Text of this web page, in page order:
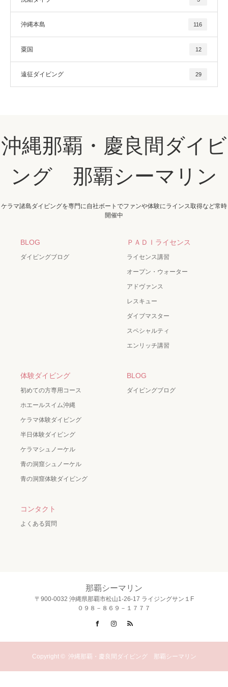
沖縄本島 116
粟国 12
遠征ダイビング 29
沖縄那覇・慶良間ダイビ
ング 那覇シーマリン
ケラマ諸島ダイビングを専門に自社ボートでファンや体験にラインス取得など常時
開催中
BLOG
ダイビングブログ
ＰＡＤＩライセンス
ライセンス講習
オープン・ウォーター
アドヴァンス
レスキュー
ダイブマスター
スペシャルティ
エンリッチ講習
体験ダイビング
初めての方専用コース
ホエールスイム沖縄
ケラマ体験ダイビング
半日体験ダイビング
ケラマシュノーケル
青の洞窟シュノーケル
青の洞窟体験ダイビング
BLOG
ダイビングブログ
コンタクト
よくある質問
那覇シーマリン
〒900-0032 沖縄県那覇市松山1-26-17 ライジングサン１F
０９８－８６９－１７７７
FacebookInstagram
Copyright © 沖縄那覇・慶良間ダイビング 那覇シーマリン